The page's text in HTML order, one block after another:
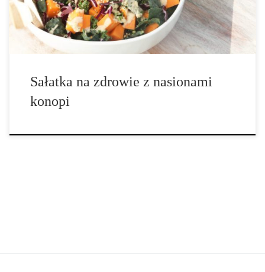
sałatkę w dużej misce. 2. Posyp sałatkę nasionami konopi. 3. […]
Sałatka na zdrowie z nasionami
konopi